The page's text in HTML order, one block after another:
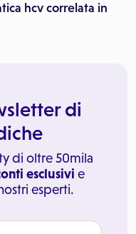
hcv correlata in
di
di oltre 50mila
esclusivi e
esperti.